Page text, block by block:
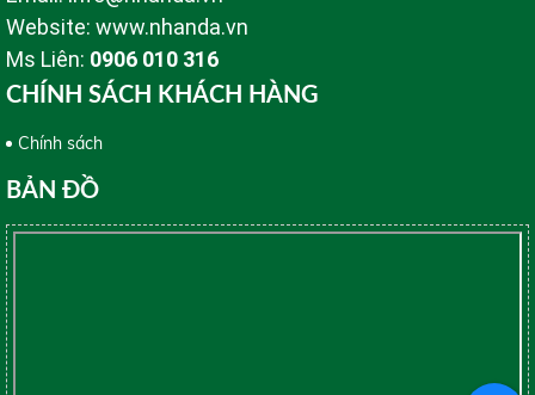
Website: www.nhanda.vn
Ms Liên: 0906 010 316
CHÍNH SÁCH KHÁCH HÀNG
Chính sách
BẢN ĐỒ